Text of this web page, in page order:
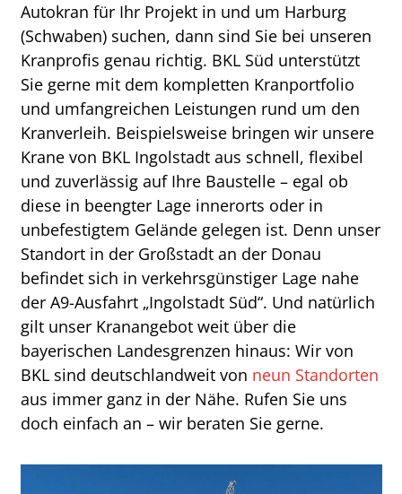
Autokran für Ihr Projekt in und um Harburg
(Schwaben) suchen, dann sind Sie bei unseren
Kranprofis genau richtig. BKL Süd unterstützt
Sie gerne mit dem kompletten Kranportfolio
und umfangreichen Leistungen rund um den
Kranverleih. Beispielsweise bringen wir unsere
Krane von BKL Ingolstadt aus schnell, flexibel
und zuverlässig auf Ihre Baustelle – egal ob
diese in beengter Lage innerorts oder in
unbefestigtem Gelände gelegen ist. Denn unser
Standort in der Großstadt an der Donau
befindet sich in verkehrsgünstiger Lage nahe
der A9-Ausfahrt „Ingolstadt Süd“. Und natürlich
gilt unser Kranangebot weit über die
bayerischen Landesgrenzen hinaus: Wir von
BKL sind deutschlandweit von neun Standorten
aus immer ganz in der Nähe. Rufen Sie uns
doch einfach an – wir beraten Sie gerne.